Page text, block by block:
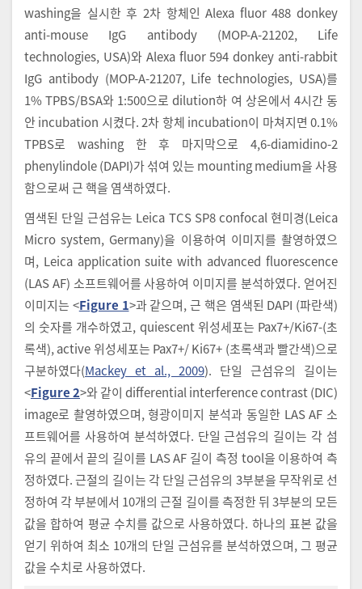
washing을 실시한 후 2차 항체인 Alexa fluor 488 donkey
anti-mouse IgG antibody (MOP-A-21202, Life
technologies, USA)와 Alexa fluor 594 donkey anti-rabbit
IgG antibody (MOP-A-21207, Life technologies, USA)를
1% TPBS/BSA와 1:500으로 dilution하 여 상온에서 4시간 동
안 incubation 시켰다. 2차 항체 incubation이 마쳐지면 0.1%
TPBS로 washing 한 후 마지막으로 4,6-diamidino-2
phenylindole (DAPI)가 섞여 있는 mounting medium을 사용
함으로써 근 핵을 염색하였다.
염색된 단일 근섬유는 Leica TCS SP8 confocal 현미경(Leica
Micro system, Germany)을 이용하여 이미지를 촬영하였으
며, Leica application suite with advanced fluorescence
(LAS AF) 소프트웨어를 사용하여 이미지를 분석하였다. 얻어진
이미지는 <Figure 1>과 같으며, 근 핵은 염색된 DAPI (파란색)
의 숫자를 개수하였고, quiescent 위성세포는 Pax7+/Ki67-(초
록색), active 위성세포는 Pax7+/ Ki67+ (초록색과 빨간색)으로
구분하였다(Mackey et al., 2009). 단일 근섬유의 길이는
<Figure 2>와 같이 differential interference contrast (DIC)
image로 촬영하였으며, 형광이미지 분석과 동일한 LAS AF 소
프트웨어를 사용하여 분석하였다. 단일 근섬유의 길이는 각 섬
유의 끝에서 끝의 길이를 LAS AF 길이 측정 tool을 이용하여 측
정하였다. 근절의 길이는 각 단일 근섬유의 3부분을 무작위로 선
정하여 각 부분에서 10개의 근절 길이를 측정한 뒤 3부분의 모든
값을 합하여 평균 수치를 값으로 사용하였다. 하나의 표본 값을
얻기 위하여 최소 10개의 단일 근섬유를 분석하였으며, 그 평균
값을 수치로 사용하였다.